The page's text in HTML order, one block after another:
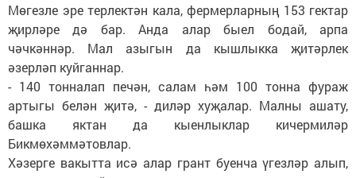
Мөгезле эре терлектән кала, фермерларның 153 гектар
җирләре дә бар. Анда алар быел бодай, арпа
чәчкәннәр. Мал азыгын да кышлыкка җитәрлек
әзерләп куйганнар.
- 140 тонналап печән, салам һәм 100 тонна фураж
артыгы белән җитә, - диләр хуҗалар. Малны ашату,
башка яктан да кыенлыклар кичермиләр
Бикмөхәммәтовлар.
Хәзерге вакытта исә алар грант буенча үгезләр алып,